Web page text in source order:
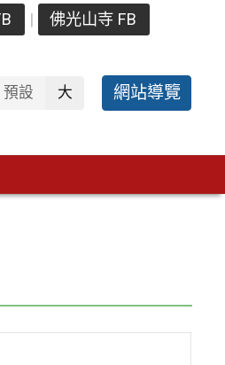
佛光山寺 FB
預設 大 網站導覽